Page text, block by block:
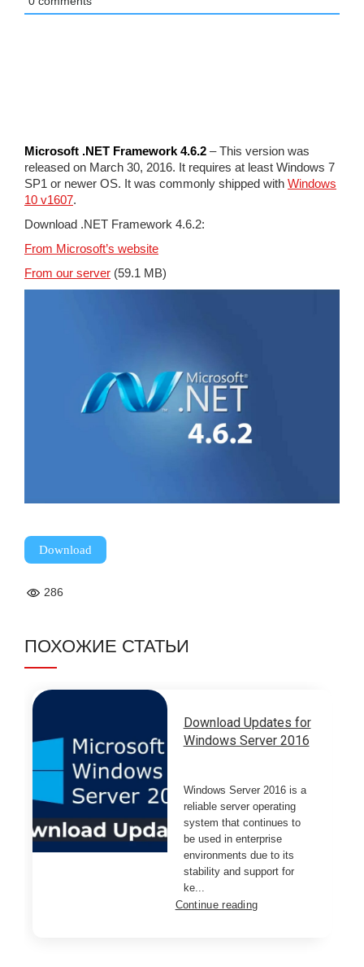
Microsoft .NET Framework 4.6.2 – This version was
released on March 30, 2016. It requires at least Windows 7
SP1 or newer OS. It was commonly shipped with Windows
10 v1607.
Download .NET Framework 4.6.2:
From Microsoft’s website
From our server (59.1 MB)
Download
286
ПОХОЖИЕ СТАТЬИ
Download Updates for
Windows Server 2016
Windows Server 2016 is a
reliable server operating
system that continues to
be used in enterprise
environments due to its
stability and support for
ke...
Continue reading